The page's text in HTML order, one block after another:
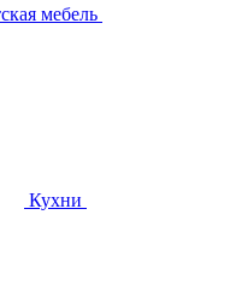
мебель
Кухни